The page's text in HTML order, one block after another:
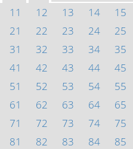
11
12 13 14 15
21
22 23 24 25
31
32 33 34 35
41
42 43 44 45
51
52 53 54 55
61
62 63 64 65
71
72 73 74 75
81
82 83 84 85